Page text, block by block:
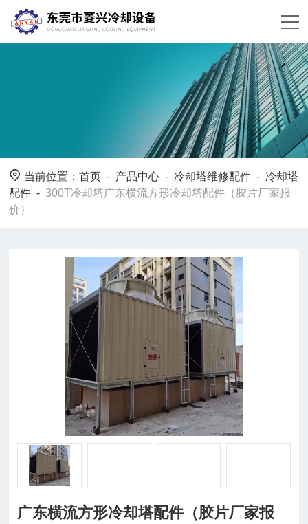
当前位置：首页 - 产品中心 -冷却塔维修配件 -冷却塔
配件 -300T冷却塔广东横流方形冷却塔配件（胶片厂家报
价）
广东横流方形冷却塔配件（胶片厂家报